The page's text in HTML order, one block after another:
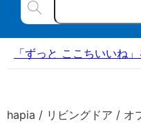
「ずっと ここちいいね
hapia / リビングドア / オ